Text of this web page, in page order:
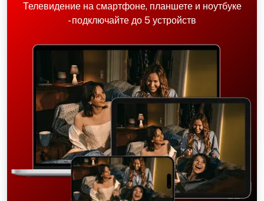
Телевидение на смартфоне, планшете и ноутбуке
- подключайте до 5 устройств